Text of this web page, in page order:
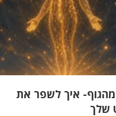
מהגוף- איך לשפר את
שלך